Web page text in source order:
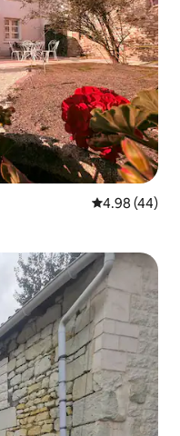
レビュー44
4.98 (44)